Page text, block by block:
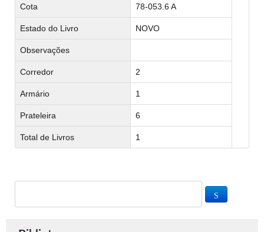
Cota 78-053.6 A
Estado do Livro NOVO
Observações
Corredor 2
Armário 1
Prateleira 6
Total de Livros 1